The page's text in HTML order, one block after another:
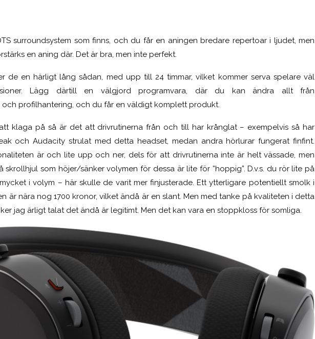
surroundsystem som finns, och du får en aningen bredare repertoar i ljudet, men
en aning där. Det är bra, men inte perfekt.
de en härligt lång sådan, med upp till 24 timmar, vilket kommer serva spelare väl
Lägg därtill en välgjord programvara, där du kan ändra allt från
och profilhantering, och du får en väldigt komplett produkt.
klaga på så är det att drivrutinerna från och till har krånglat – exempelvis så har
och Audacity strulat med detta headset, medan andra hörlurar fungerat finfint.
är och lite upp och ner, dels för att drivrutinerna inte är helt vässade, men
som höjer/sänker volymen för dessa är lite för ”hoppig”. D.v.s. du rör lite på
i volym – här skulle de varit mer finjusterade. Ett ytterligare potentiellt smolk i
är nära nog 1700 kronor, vilket ändå är en slant. Men med tanke på kvaliteten i detta
jag ärligt talat det ändå är legitimt. Men det kan vara en stoppkloss för somliga.